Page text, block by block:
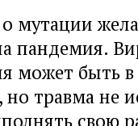
мутации
пандемия.
может быть
травма не
свою